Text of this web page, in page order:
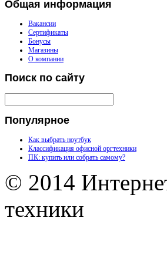
Общая информация
Вакансии
Сертификаты
Бонусы
Магазины
О компании
Поиск по сайту
Популярное
Как выбрать ноутбук
Классификация офисной оргтехники
ПК: купить или собрать самому?
© 2014
техники